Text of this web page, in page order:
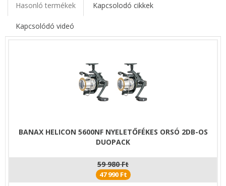
Hasonló termékek Kapcsolodó cikkek
Kapcsolódó videó
BANAX HELICON 5600NF NYELETŐFÉKES ORSÓ 2DB-OS
DUOPACK
59 980 Ft
47 990 Ft